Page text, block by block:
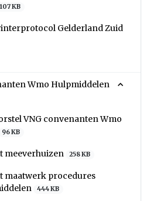
107 KB
Gelderland Zuid
Wmo Hulpmiddelen
VNG convenanten Wmo
96 KB
meeverhuizen 258 KB
maatwerk procedures
444 KB